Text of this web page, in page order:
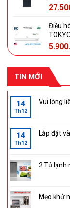
Điều
TOKYO
TIN MỚI
14
Th12
Vui lòng
14
Th12
Lắp đặt
2 Tủ lạnh
Mẹo khử